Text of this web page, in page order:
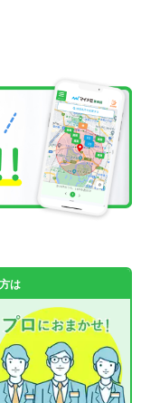
方は